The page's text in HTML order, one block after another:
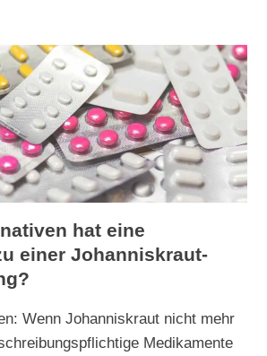
hat eine
einer Johanniskraut-
Wenn Johanniskraut nicht mehr
Medikamente